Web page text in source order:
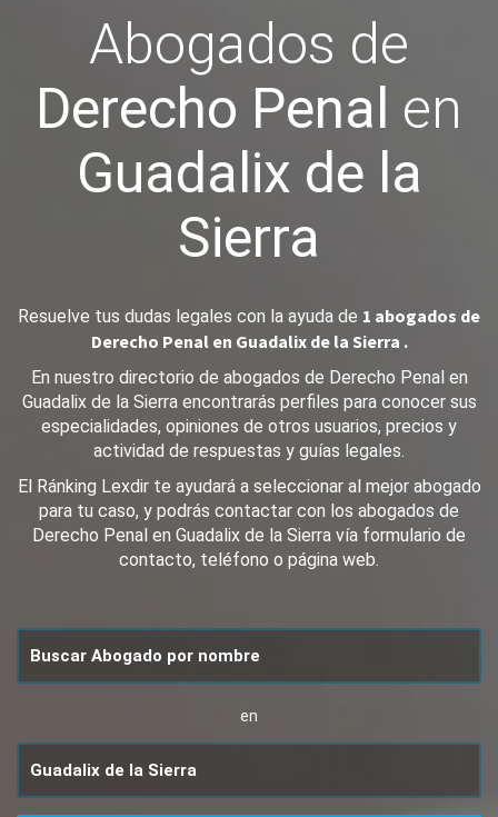
Abogados de
Derecho Penal en
Guadalix de la
Sierra
Resuelve tus dudas legales con la ayuda de 1 abogados de
Derecho Penal en Guadalix de la Sierra .
En nuestro directorio de abogados de Derecho Penal en
Guadalix de la Sierra encontrarás perfiles para conocer sus
especialidades, opiniones de otros usuarios, precios y
actividad de respuestas y guías legales.
El Ránking Lexdir te ayudará a seleccionar al mejor abogado
para tu caso, y podrás contactar con los abogados de
Derecho Penal en Guadalix de la Sierra vía formulario de
contacto, teléfono o página web.
en